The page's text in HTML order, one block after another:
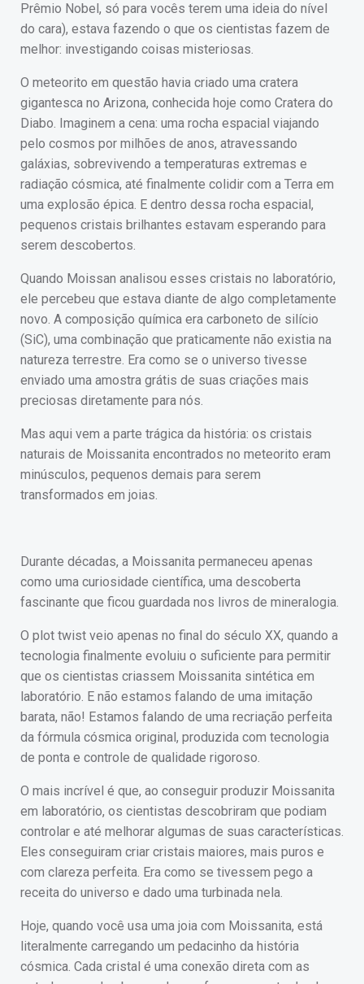
Prêmio Nobel, só para vocês terem uma ideia do nível
do cara), estava fazendo o que os cientistas fazem de
melhor: investigando coisas misteriosas.
O meteorito em questão havia criado uma cratera
gigantesca no Arizona, conhecida hoje como Cratera do
Diabo. Imaginem a cena: uma rocha espacial viajando
pelo cosmos por milhões de anos, atravessando
galáxias, sobrevivendo a temperaturas extremas e
radiação cósmica, até finalmente colidir com a Terra em
uma explosão épica. E dentro dessa rocha espacial,
pequenos cristais brilhantes estavam esperando para
serem descobertos.
Quando Moissan analisou esses cristais no laboratório,
ele percebeu que estava diante de algo completamente
novo. A composição química era carboneto de silício
(SiC), uma combinação que praticamente não existia na
natureza terrestre. Era como se o universo tivesse
enviado uma amostra grátis de suas criações mais
preciosas diretamente para nós.
Mas aqui vem a parte trágica da história: os cristais
naturais de Moissanita encontrados no meteorito eram
minúsculos, pequenos demais para serem
transformados em joias.
Durante décadas, a Moissanita permaneceu apenas
como uma curiosidade científica, uma descoberta
fascinante que ficou guardada nos livros de mineralogia.
O plot twist veio apenas no final do século XX, quando a
tecnologia finalmente evoluiu o suficiente para permitir
que os cientistas criassem Moissanita sintética em
laboratório. E não estamos falando de uma imitação
barata, não! Estamos falando de uma recriação perfeita
da fórmula cósmica original, produzida com tecnologia
de ponta e controle de qualidade rigoroso.
O mais incrível é que, ao conseguir produzir Moissanita
em laboratório, os cientistas descobriram que podiam
controlar e até melhorar algumas de suas características.
Eles conseguiram criar cristais maiores, mais puros e
com clareza perfeita. Era como se tivessem pego a
receita do universo e dado uma turbinada nela.
Hoje, quando você usa uma joia com Moissanita, está
literalmente carregando um pedacinho da história
cósmica. Cada cristal é uma conexão direta com as